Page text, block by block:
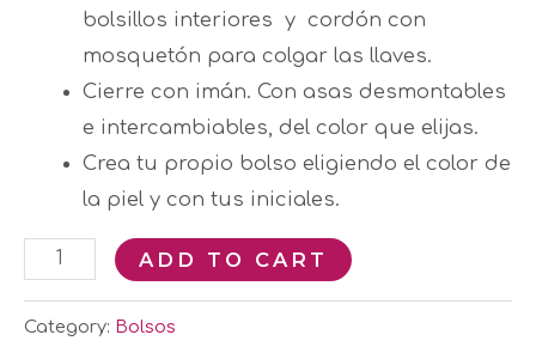
bolsillos interiores y cordón con
mosquetón para colgar las llaves.
Cierre con imán. Con asas desmontables
e intercambiables, del color que elijas.
Crea tu propio bolso eligiendo el color de
la piel y con tus iniciales.
ADD TO CART
Category: Bolsos